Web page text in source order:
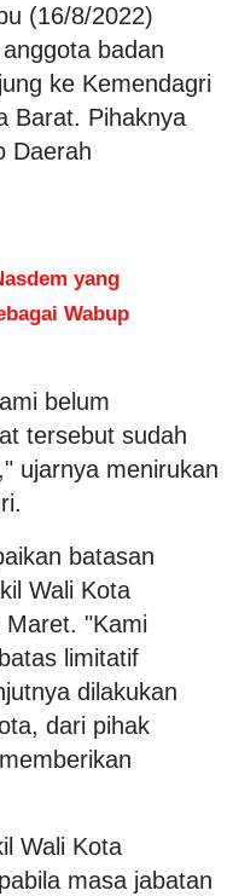
(16/8/2022)
badan
ke Kemendagri
Barat. Pihaknya
Daerah
yang
Wabup
belum
tersebut sudah
ujarnya menirukan
batasan
Wali Kota
Maret. "Kami
limitatif
dilakukan
dari pihak
Wali Kota
masa jabatan